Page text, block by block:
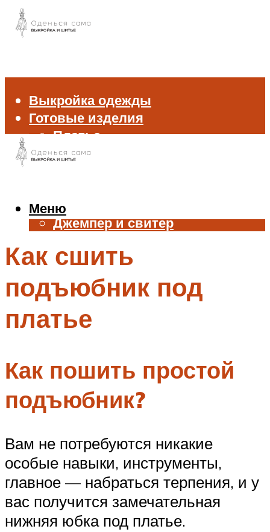
Выкройка одежды
Готовые изделия
Платье
Брюки
Жилет
Джемпер и свитер
Аксессуары
Меню
Меню
Как сшить
подъюбник под
платье
Как пошить простой
подъюбник?
Вам не потребуются никакие
особые навыки, инструменты,
главное — набраться терпения, и у
вас получится замечательная
нижняя юбка под платье.